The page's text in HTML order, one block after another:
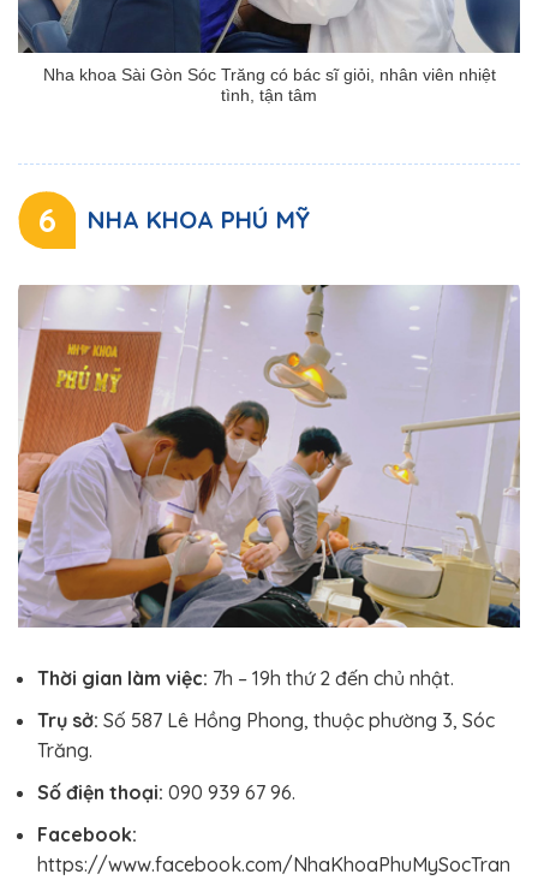
Nha khoa Sài Gòn Sóc Trăng có bác sĩ giỏi, nhân viên nhiệt
tình, tận tâm
6 NHA KHOA PHÚ MỸ
Thời gian làm việc: 7h – 19h thứ 2 đến chủ nhật.
Trụ sở: Số 587 Lê Hồng Phong, thuộc phường 3, Sóc
Trăng.
Số điện thoại: 090 939 67 96.
Facebook:
https://www.facebook.com/NhaKhoaPhuMySocTran